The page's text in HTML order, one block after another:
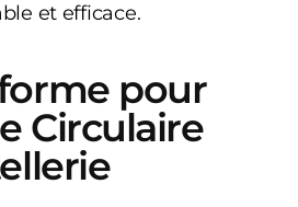
et efficace.
pour
Circulaire